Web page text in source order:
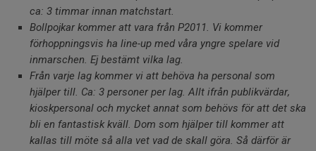
ca: 3 timmar innan matchstart.
Bollpojkar kommer att vara från P2011. Vi kommer
förhoppningsvis ha line-up med våra yngre spelare vid
inmarschen. Ej bestämt vilka lag.
Från varje lag kommer vi att behöva ha personal som
hjälper till. Ca: 3 personer per lag. Allt ifrån publikvärdar,
kioskpersonal och mycket annat som behövs för att det ska
bli en fantastisk kväll. Dom som hjälper till kommer att
kallas till möte så alla vet vad de skall göra. Så därför är